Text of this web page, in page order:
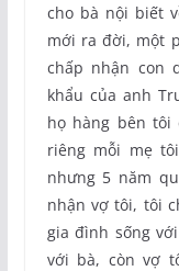
cho bà nội biết
mới ra đời, một
chấp nhận con
khẩu của anh
họ hàng bên tôi
riêng mỗi mẹ
nhưng 5 năm
nhận vợ tôi, tôi
gia đình sống
với bà, còn vợ